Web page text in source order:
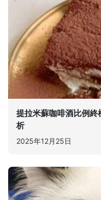
提拉米蘇咖啡酒比例
析
2025年12月25日